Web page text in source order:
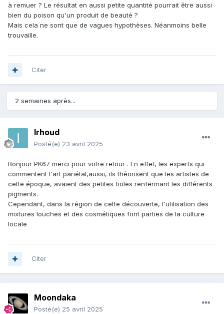
à remuer ? Le résultat en aussi petite quantité pourrait être aussi
bien du poison qu'un produit de beauté ?
Mais cela ne sont que de vagues hypothèses. Néanmoins belle
trouvaille.
Citer
2 semaines après...
Irhoud
Posté(e) 23 avril 2025
Bonjour PK67 merci pour votre retour . En effet, les experts qui
commentent l'art pariétal,aussi, ils théorisent que les artistes de
cette époque, avaient des petites fioles renfermant les différents
pigments.
Cependant, dans la région de cette découverte, l'utilisation des
mixtures louches et des cosmétiques font parties de la culture
locale
Citer
Moondaka
Posté(e) 25 avril 2025